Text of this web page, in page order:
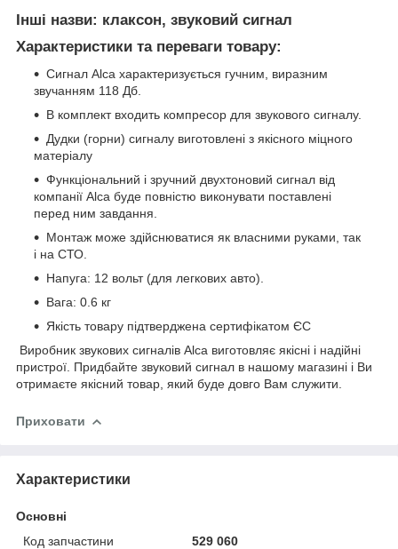
Інші назви: клаксон, звуковий сигнал
Характеристики та переваги товару:
Сигнал Alca характеризується гучним, виразним
звучанням 118 Дб.
В комплект входить компресор для звукового сигналу.
Дудки (горни) сигналу виготовлені з якісного міцного
матеріалу
Функціональний і зручний двухтоновий сигнал від
компанії Alca буде повністю виконувати поставлені
перед ним завдання.
Монтаж може здійснюватися як власними руками, так
і на СТО.
Напуга: 12 вольт (для легкових авто).
Вага: 0.6 кг
Якість товару підтверджена сертифікатом ЄС
Виробник звукових сигналів Alca виготовляє якісні і надійні
пристрої. Придбайте звуковий сигнал в нашому магазині і Ви
отримаєте якісний товар, який буде довго Вам служити.
Приховати
Характеристики
Основні
Код запчастини
529 060